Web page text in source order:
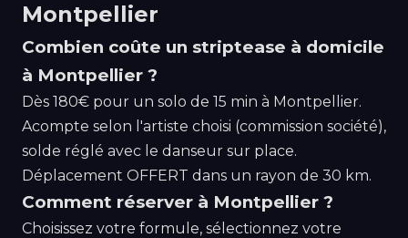
Montpellier
Combien coûte un striptease à domicile
à Montpellier ?
Dès 180€ pour un solo de 15 min à Montpellier.
Acompte selon l'artiste choisi (commission société),
solde réglé avec le danseur sur place.
Déplacement OFFERT dans un rayon de 30 km.
Comment réserver à Montpellier ?
Choisissez votre formule, sélectionnez votre